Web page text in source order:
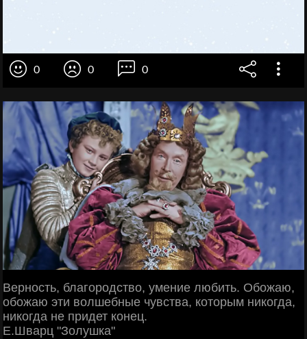
0 0 0
Верность, благородство, умение любить. Обожаю,
обожаю эти волшебные чувства, которым никогда,
никогда не придет конец.
Е.Шварц "Золушка"